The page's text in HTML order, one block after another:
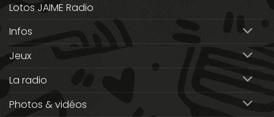
Lotos JAIME Radio
Infos
Jeux
La radio
Photos & vidéos